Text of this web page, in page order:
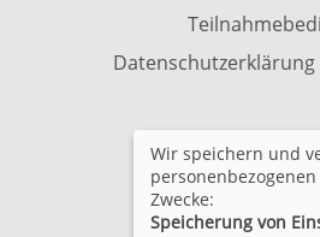
Datenschutzerklärung
Wir speichern und
Zwecke:
Speicherung von